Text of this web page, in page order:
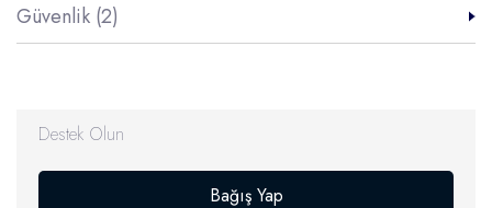
Güvenlik (2)
Destek Olun
Bağış Yap